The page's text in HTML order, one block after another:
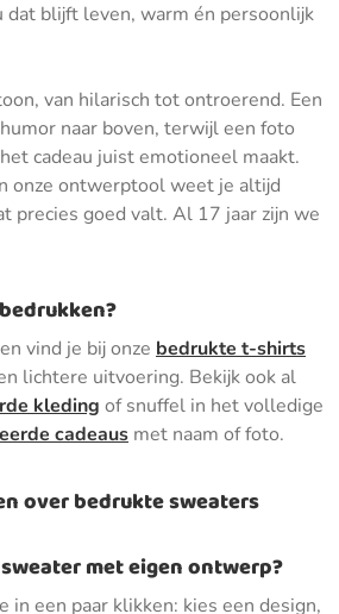
dat blijft leven, warm én persoonlijk
van hilarisch tot ontroerend. Een
naar boven, terwijl een foto
cadeau juist emotioneel maakt.
onze ontwerptool weet je altijd
precies goed valt. Al 17 jaar zijn we
vind je bij onze bedrukte t-shirts
lichtere uitvoering. Bekijk ook al
kleding of snuffel in het volledige
cadeaus met naam of foto.
over bedrukte sweaters
met eigen ontwerp?
in een paar klikken: kies een design,